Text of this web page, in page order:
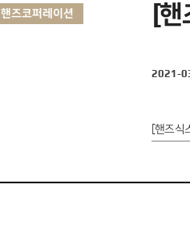
핸즈코퍼레이션 [
2021-
[핸즈식